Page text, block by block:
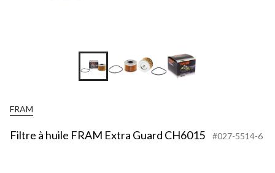
FRAM
Filtre à huile FRAM Extra Guard CH6015 #027-5514-6